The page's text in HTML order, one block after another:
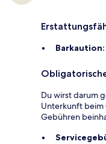
Barkaution:
Du wirst darum
Unterkunft beim
Gebühren